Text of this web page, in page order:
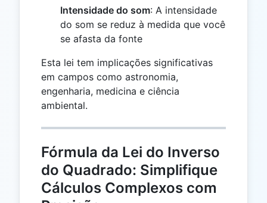
Intensidade do som: A intensidade
do som se reduz à medida que você
se afasta da fonte
Esta lei tem implicações significativas
em campos como astronomia,
engenharia, medicina e ciência
ambiental.
Fórmula da Lei do Inverso
do Quadrado: Simplifique
Cálculos Complexos com